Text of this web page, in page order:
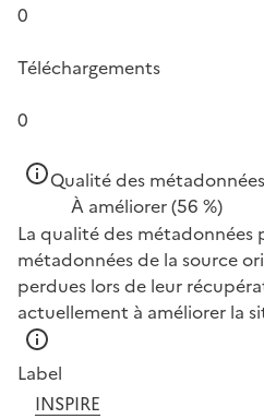
0
Téléchargements
0
Qualité des
À améliorer(56 %)
La qualité des
métadonnées de la source
perdues lors de leur
actuellement à améliorer la
Label
INSPIRE